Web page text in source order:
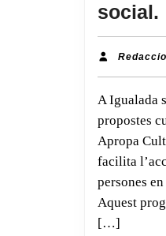
social.
Redaccio
A Igualada s’han presentat les
propostes
Apropa
facilita
persones
Aquest
[…]